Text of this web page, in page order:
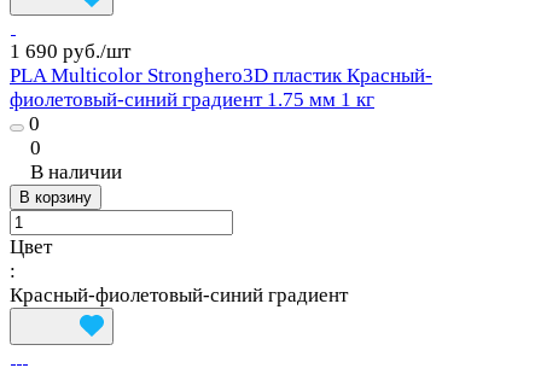
1 690 руб./шт
PLA Multicolor Stronghero3D пластик Красный-
фиолетовый-синий градиент 1.75 мм 1 кг
0
0
В наличии
В корзину
Цвет
:
Красный-фиолетовый-синий градиент